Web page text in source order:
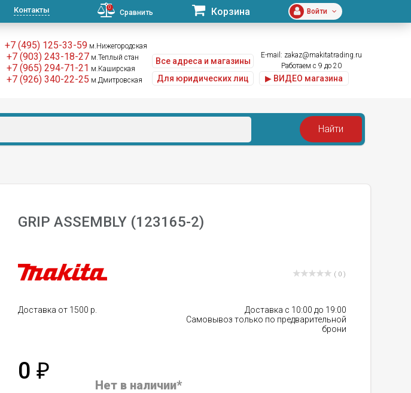
Контакты 0
Сравнить Корзина Войти
+7 (495) 125-33-59 м.Нижегородская
+7 (903) 243-18-27 м.Теплый стан
+7 (965) 294-71-21 м.Каширская
+7 (926) 340-22-25 м.Дмитровская
Все адреса и магазины
Для юридических лиц
E-mail: zakaz@makitatrading.ru
Работаем с 9 до 20
▶ ВИДЕО магазина
GRIP ASSEMBLY (123165-2)
( 0 )
Доставка от 1500 р.
Доставка с 10:00 до 19:00
Самовывоз только по предварительной
брони
0 ₽
Нет в наличии*